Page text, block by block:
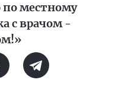
местному
с врачом -